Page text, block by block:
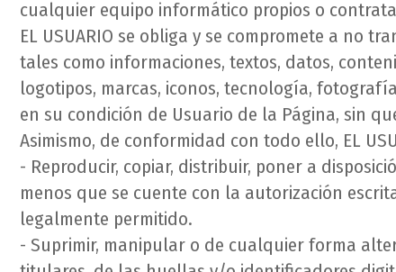
cualquier equipo informático propios o
EL USUARIO se obliga y se compromete a no
tales como informaciones, textos, datos,
logotipos, marcas, iconos, tecnología,
en su condición de Usuario de la Página, sin
Asimismo, de conformidad con todo ello, EL
- Reproducir, copiar, distribuir, poner a
menos que se cuente con la autorización
legalmente permitido.
- Suprimir, manipular o de cualquier forma